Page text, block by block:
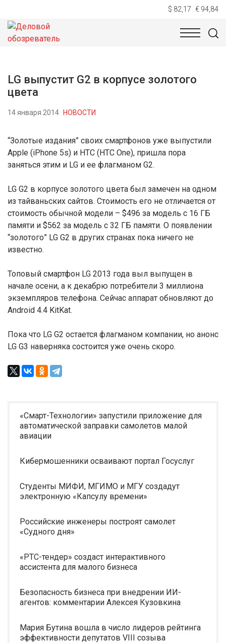
$ 82,17 € 94,84
НОВОСТИ
LG выпустит G2 в корпусе золотого
цвета
14 января 2014 НОВОСТИ
“Золотые издания” своих смартфонов уже выпустили
Apple (iPhone 5s) и HTC (HTC One), пришла пора
заняться этим и LG и ее флагманом G2.
LG G2 в корпусе золотого цвета был замечен на одном
из тайваньских сайтов. Стоимость его не отличается от
стоимость обычной модели – $496 за модель с 16 ГБ
памяти и $562 за модель с 32 ГБ памяти. О появлении
“золотого” LG G2 в других странах пока ничего не
известно.
Топовый смартфон LG 2013 года выл выпущен в
начале осени, а к декабрю потребители 3 миллиона
экземпляров телефона. Сейчас аппарат обновляют до
Android 4.4 KitKat.
Пока что LG G2 остается флагманом компании, но анонс
LG G3 наверняка состоится уже очень скоро.
«Смарт-Технологии» запустили приложение для
автоматической заправки самолетов малой
авиации
Кибермошенники осваивают портал Госуслуг
Студенты МИФИ, МГИМО и МГУ создадут
электронную «Капсулу времени»
Российские инженеры построят самолет
«Судного дня»
«РТС-тендер» создаст интерактивного
ассистента для малого бизнеса
Безопасность бизнеса при внедрении ИИ-
агентов: комментарии Алексея Кузовкина
Мария Бутина вошла в число лидеров рейтинга
эффективности депутатов VIII созыва